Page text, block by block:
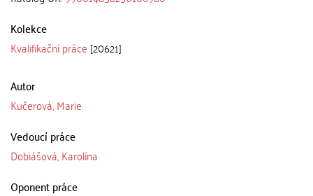
Kolekce
Kvalifikační práce [20621]
Autor
Kučerová, Marie
Vedoucí práce
Dobiášová, Karolína
Oponent práce